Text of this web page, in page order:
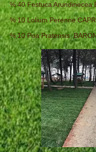
% 40 Festuca Arundinecea
% 10 Lolium Perenne
% 10 Poa Pratensis